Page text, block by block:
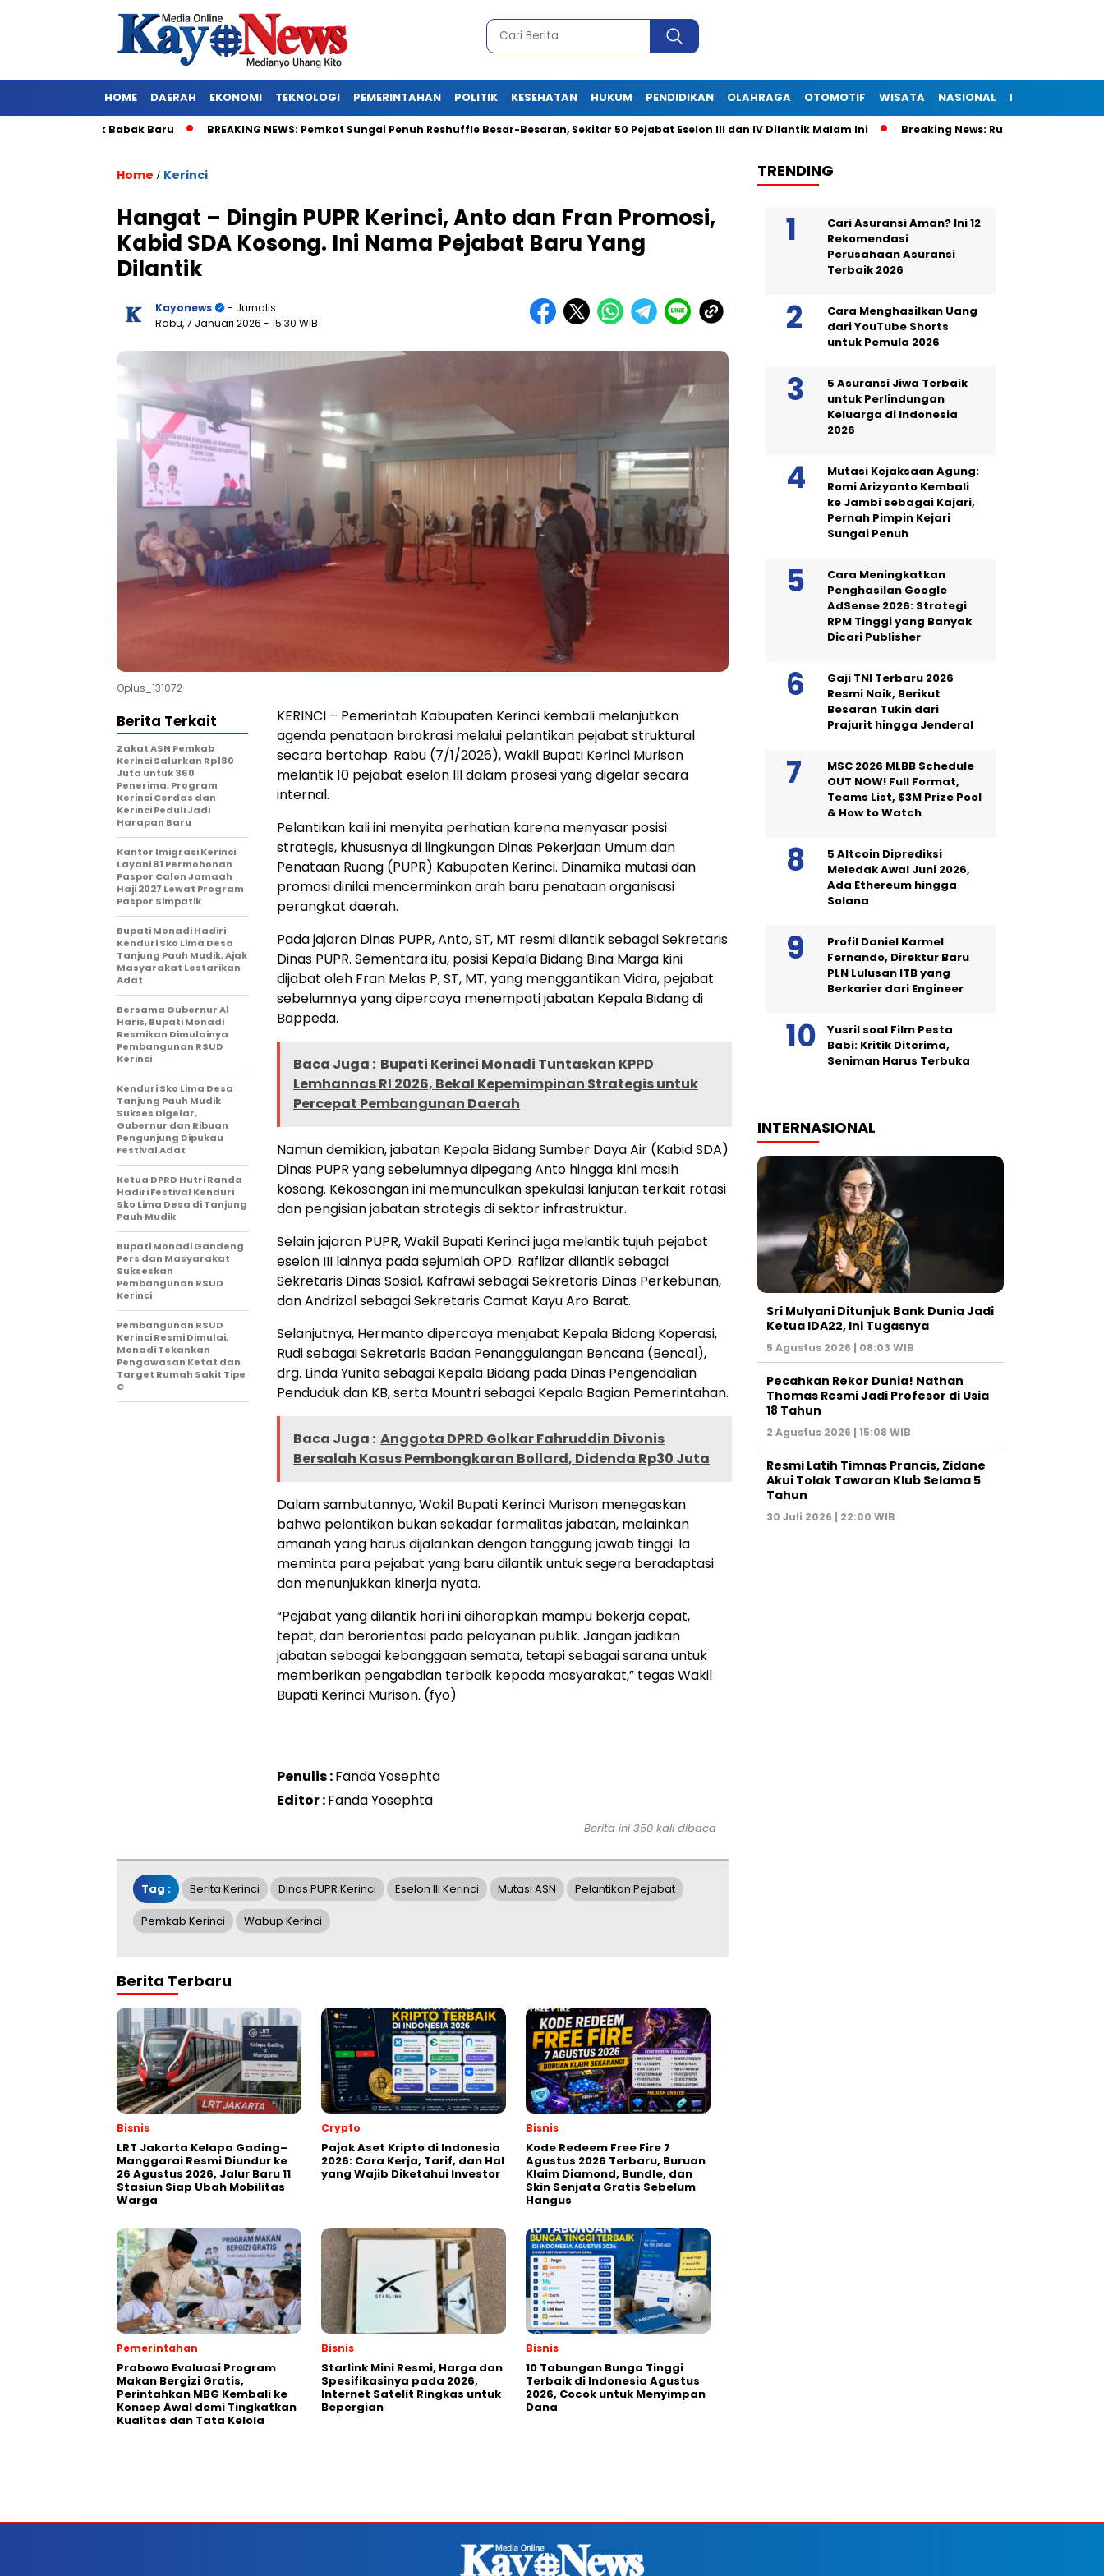
HOME DAERAH EKONOMI TEKNOLOGI PEMERINTAHAN POLITIK KESEHATAN HUKUM PENDIDIKAN OLAHRAGA OTOMOTIF WISATA NASIONAL INTERNASIONAL
Masuk Babak Baru BREAKING NEWS: Pemkot Sungai Penuh Reshuffle Besar-Besaran, Sekitar 50 Pejabat Eselon III dan IV Dilantik Malam Ini Breaking News: Rumah Semi Permanen
Home / Kerinci
Hangat – Dingin PUPR Kerinci, Anto dan Fran Promosi,
Kabid SDA Kosong. Ini Nama Pejabat Baru Yang
Dilantik
Kayonews
- Jurnalis
Rabu, 7 Januari 2026 - 15:30 WIB
Oplus_131072
KERINCI – Pemerintah Kabupaten Kerinci kembali melanjutkan
agenda penataan birokrasi melalui pelantikan pejabat struktural
secara bertahap. Rabu (7/1/2026), Wakil Bupati Kerinci Murison
melantik 10 pejabat eselon III dalam prosesi yang digelar secara
internal.
Pelantikan kali ini menyita perhatian karena menyasar posisi
strategis, khususnya di lingkungan Dinas Pekerjaan Umum dan
Penataan Ruang (PUPR) Kabupaten Kerinci. Dinamika mutasi dan
promosi dinilai mencerminkan arah baru penataan organisasi
perangkat daerah.
Pada jajaran Dinas PUPR, Anto, ST, MT resmi dilantik sebagai Sekretaris
Dinas PUPR. Sementara itu, posisi Kepala Bidang Bina Marga kini
dijabat oleh Fran Melas P, ST, MT, yang menggantikan Vidra, pejabat
sebelumnya yang dipercaya menempati jabatan Kepala Bidang di
Bappeda.
Baca Juga : Bupati Kerinci Monadi Tuntaskan KPPD
Lemhannas RI 2026, Bekal Kepemimpinan Strategis untuk
Percepat Pembangunan Daerah
Namun demikian, jabatan Kepala Bidang Sumber Daya Air (Kabid SDA)
Dinas PUPR yang sebelumnya dipegang Anto hingga kini masih
kosong. Kekosongan ini memunculkan spekulasi lanjutan terkait rotasi
dan pengisian jabatan strategis di sektor infrastruktur.
Selain jajaran PUPR, Wakil Bupati Kerinci juga melantik tujuh pejabat
eselon III lainnya pada sejumlah OPD. Raflizar dilantik sebagai
Sekretaris Dinas Sosial, Kafrawi sebagai Sekretaris Dinas Perkebunan,
dan Andrizal sebagai Sekretaris Camat Kayu Aro Barat.
Selanjutnya, Hermanto dipercaya menjabat Kepala Bidang Koperasi,
Rudi sebagai Sekretaris Badan Penanggulangan Bencana (Bencal),
drg. Linda Yunita sebagai Kepala Bidang pada Dinas Pengendalian
Penduduk dan KB, serta Mountri sebagai Kepala Bagian Pemerintahan.
Baca Juga : Anggota DPRD Golkar Fahruddin Divonis
Bersalah Kasus Pembongkaran Bollard, Didenda Rp30 Juta
Dalam sambutannya, Wakil Bupati Kerinci Murison menegaskan
bahwa pelantikan bukan sekadar formalitas jabatan, melainkan
amanah yang harus dijalankan dengan tanggung jawab tinggi. Ia
meminta para pejabat yang baru dilantik untuk segera beradaptasi
dan menunjukkan kinerja nyata.
“Pejabat yang dilantik hari ini diharapkan mampu bekerja cepat,
tepat, dan berorientasi pada pelayanan publik. Jangan jadikan
jabatan sebagai kebanggaan semata, tetapi sebagai sarana untuk
memberikan pengabdian terbaik kepada masyarakat,” tegas Wakil
Bupati Kerinci Murison. (fyo)
Penulis :Fanda Yosephta
Editor :Fanda Yosephta
Berita Terkait
Zakat ASN Pemkab
Kerinci Salurkan Rp180
Juta untuk 360
Penerima, Program
Kerinci Cerdas dan
Kerinci Peduli Jadi
Harapan Baru
Kantor Imigrasi Kerinci
Layani 81 Permohonan
Paspor Calon Jamaah
Haji 2027 Lewat Program
Paspor Simpatik
Bupati Monadi Hadiri
Kenduri Sko Lima Desa
Tanjung Pauh Mudik, Ajak
Masyarakat Lestarikan
Adat
Bersama Gubernur Al
Haris, Bupati Monadi
Resmikan Dimulainya
Pembangunan RSUD
Kerinci
Kenduri Sko Lima Desa
Tanjung Pauh Mudik
Sukses Digelar,
Gubernur dan Ribuan
Pengunjung Dipukau
Festival Adat
Ketua DPRD Hutri Randa
Hadiri Festival Kenduri
Sko Lima Desa di Tanjung
Pauh Mudik
Bupati Monadi Gandeng
Pers dan Masyarakat
Sukseskan
Pembangunan RSUD
Kerinci
Pembangunan RSUD
Kerinci Resmi Dimulai,
Monadi Tekankan
Pengawasan Ketat dan
Target Rumah Sakit Tipe
C
Berita ini 350 kali dibaca
Tag : Berita Kerinci Dinas PUPR Kerinci Eselon III Kerinci Mutasi ASN Pelantikan Pejabat
Pemkab Kerinci Wabup Kerinci
Berita Terbaru
Bisnis
LRT Jakarta Kelapa Gading–
Manggarai Resmi Diundur ke
26 Agustus 2026, Jalur Baru 11
Stasiun Siap Ubah Mobilitas
Warga
Crypto
Pajak Aset Kripto di Indonesia
2026: Cara Kerja, Tarif, dan Hal
yang Wajib Diketahui Investor
Bisnis
Kode Redeem Free Fire 7
Agustus 2026 Terbaru, Buruan
Klaim Diamond, Bundle, dan
Skin Senjata Gratis Sebelum
Hangus
Pemerintahan
Prabowo Evaluasi Program
Makan Bergizi Gratis,
Perintahkan MBG Kembali ke
Konsep Awal demi Tingkatkan
Kualitas dan Tata Kelola
Bisnis
Starlink Mini Resmi, Harga dan
Spesifikasinya pada 2026,
Internet Satelit Ringkas untuk
Bepergian
Bisnis
10 Tabungan Bunga Tinggi
Terbaik di Indonesia Agustus
2026, Cocok untuk Menyimpan
Dana
TRENDING
Cari Asuransi Aman? Ini 12
Rekomendasi
Perusahaan Asuransi
Terbaik 2026
Cara Menghasilkan Uang
dari YouTube Shorts
untuk Pemula 2026
5 Asuransi Jiwa Terbaik
untuk Perlindungan
Keluarga di Indonesia
2026
Mutasi Kejaksaan Agung:
Romi Arizyanto Kembali
ke Jambi sebagai Kajari,
Pernah Pimpin Kejari
Sungai Penuh
Cara Meningkatkan
Penghasilan Google
AdSense 2026: Strategi
RPM Tinggi yang Banyak
Dicari Publisher
Gaji TNI Terbaru 2026
Resmi Naik, Berikut
Besaran Tukin dari
Prajurit hingga Jenderal
MSC 2026 MLBB Schedule
OUT NOW! Full Format,
Teams List, $3M Prize Pool
& How to Watch
5 Altcoin Diprediksi
Meledak Awal Juni 2026,
Ada Ethereum hingga
Solana
Profil Daniel Karmel
Fernando, Direktur Baru
PLN Lulusan ITB yang
Berkarier dari Engineer
Yusril soal Film Pesta
Babi: Kritik Diterima,
Seniman Harus Terbuka
INTERNASIONAL
Sri Mulyani Ditunjuk Bank Dunia Jadi
Ketua IDA22, Ini Tugasnya
5 Agustus 2026 | 08:03 WIB
Pecahkan Rekor Dunia! Nathan
Thomas Resmi Jadi Profesor di Usia
18 Tahun
2 Agustus 2026 | 15:08 WIB
Resmi Latih Timnas Prancis, Zidane
Akui Tolak Tawaran Klub Selama 5
Tahun
30 Juli 2026 | 22:00 WIB